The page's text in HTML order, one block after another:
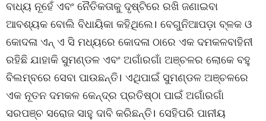
ବାଧ୍ୟ ନୂହେଁ ଏବଂ ନୈତିକତାକୁ ଦୃଷ୍ଟିରେ ରଖି ଜଣାଇବା
ଆବଶ୍ୟକ ବୋଲି ବିଧାୟିକା କହିଥିଲେ। ବେଗୁନିଆପଡ଼ା ବ୍ଳକ ଓ
କୋଦଳା ଏନ୍ ଏ ସି ମଧ୍ୟରେ କୋଦଳା ଠାରେ ଏକ ଦମକଳବାହିନୀ
ରହିଛି ଯାହାକି ସୁମଣ୍ଡଳ ଏବଂ ଅଗାଁରଗାଁ ଅଞ୍ଚଳର ଲୋକେ ବହୁ
ବିଲମ୍ବରେ ସେବା ପାଉଛନ୍ତି। ଏଥିପାଇଁ ସୁମଣ୍ଡଳ ଅଞ୍ଚଳରେ
ଏକ ନୂତନ ଦମକଳ କେନ୍ଦ୍ର ପ୍ରତିଷ୍ଠା ପାଇଁ ଅଗାଁରଗାଁ
ସରପଞ୍ଚ ସରୋଜ ସାହୁ ଦାବି କରିଛନ୍ତି। ସେହିପରି ପାନୀୟ